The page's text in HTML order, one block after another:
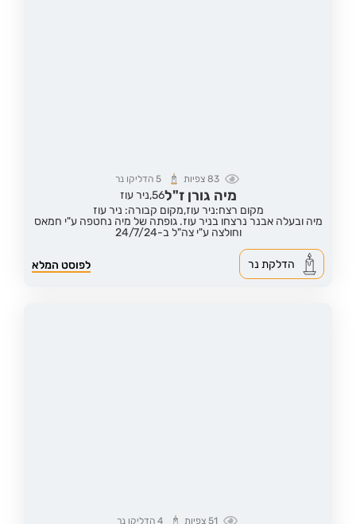
83 צפיות 5הדליקו נר
מיה גורן ז"ל56, ניר עוז
מקום רצח:ניר עוז,מקום קבורה: ניר עוז
מיה ובעלה אבנר נרצחו בניר עוז. גופתה של מיה נחטפה ע"י חמאס
וחולצה ע"י צה"ל ב-24/7/24
לפוסט המלא הדלקת נר
51צפיות 4 הדליקו נר